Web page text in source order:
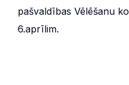
pašvaldības Vēlēšanu
6.aprīlim.